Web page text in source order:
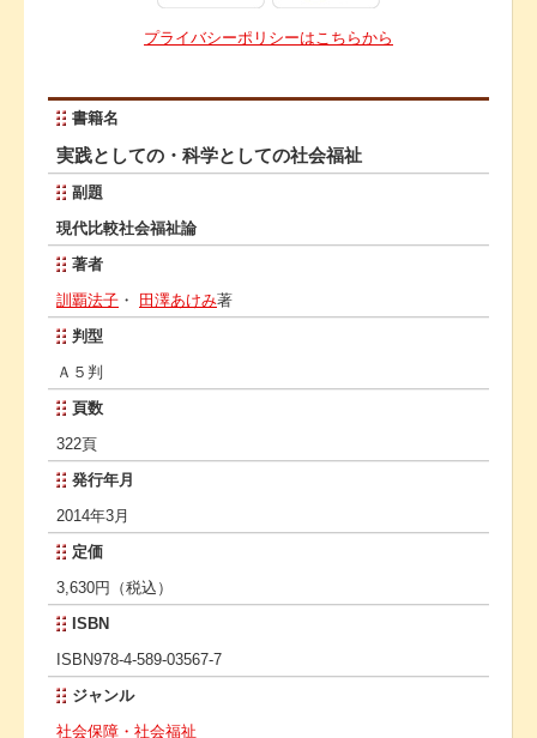
プライバシーポリシーはこちらから
書籍名
実践としての・科学としての社会福祉
副題
現代比較社会福祉論
著者
訓覇法子 ・ 田澤あけみ著
判型
Ａ５判
頁数
322頁
発行年月
2014年3月
定価
3,630円（税込）
ISBN
ISBN978-4-589-03567-7
ジャンル
社会保障・社会福祉